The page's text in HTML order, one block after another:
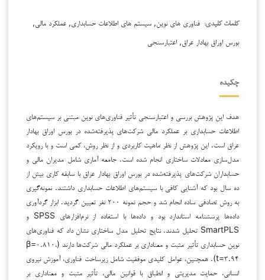
کلمات کلیدی: فناوری های نوین, سیستم های اطلاعات حسابداری, عملکرد مالی,
بورس اوراق بهادار عراق, اعتبارسنجی
چکیده
هدف این پژوهش بررسی و اعتبارسنجی تأثیر فناوری‌های نوین مبتنی بر سیستم‌های
اطلاعات حسابداری بر عملکرد مالی شرکت‌های پذیرفته‌شده در بورس اوراق بهادار
عراق است. این پژوهش از نظر ماهیت کاربردی و از نظر روش، کمی است و با رویکرد
مدل‌سازی معادلات ساختاری انجام شده است. جامعه آماری شامل مدیران مالی و
حسابداران شرکت‌های پذیرفته‌شده در بورس اوراق بهادار عراق با سابقه کاری بیش از
ده سال بود که آشنایی کافی با سیستم‌های اطلاعات حسابداری داشتند. نمونه‌گیری
به روش تصادفی ساده انجام شد و حجم نمونه ۲۰۰ نفر تعیین گردید. ابزار گردآوری
داده‌ها پرسشنامه استاندارد بود و داده‌ها با استفاده از نرم‌افزارهای SPSS و
SmartPLS تحلیل شدند. نتایج تحلیل مدل ساختاری نشان داد که فناوری‌های
نوین حسابداری تأثیر مثبت و معناداری بر عملکرد مالی شرکت‌ها دارند (β=۰.۸۱۰،
t=۳.۹۴). همچنین، عوامل کلیدی موفقیت شامل زیرساخت فناوری، آموزش نیروی
انسانی، حمایت مدیریتی و انطباق با قوانین مالی، تأثیر مثبت و معناداری بر